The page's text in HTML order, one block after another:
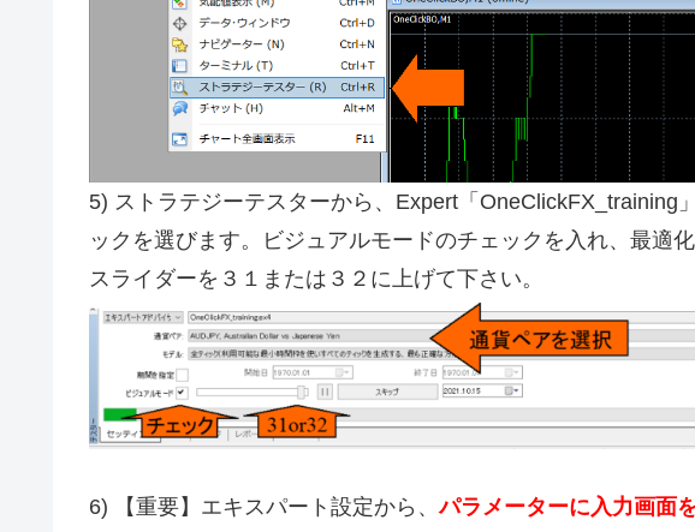
5) ストラテジーテスターから、Expert「OneClickFX_training
ックを選びます。ビジュアルモードのチェックを入れ、最適
スライダーを３１または３２に上げて下さい。
6) 【重要】エキスパート設定から、パラメーターに入力画面